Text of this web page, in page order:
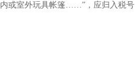
或室外玩具帐篷……”，应归入税号